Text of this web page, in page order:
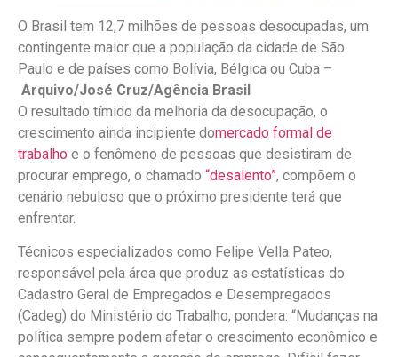
O Brasil tem 12,7 milhões de pessoas desocupadas, um
contingente maior que a população da cidade de São
Paulo e de países como Bolívia, Bélgica ou Cuba –
Arquivo/José Cruz/Agência Brasil
O resultado tímido da melhoria da desocupação, o
crescimento ainda incipiente domercado formal de
trabalho e o fenômeno de pessoas que desistiram de
procurar emprego, o chamado “desalento”, compõem o
cenário nebuloso que o próximo presidente terá que
enfrentar.
Técnicos especializados como Felipe Vella Pateo,
responsável pela área que produz as estatísticas do
Cadastro Geral de Empregados e Desempregados
(Cadeg) do Ministério do Trabalho, pondera: “Mudanças na
política sempre podem afetar o crescimento econômico e